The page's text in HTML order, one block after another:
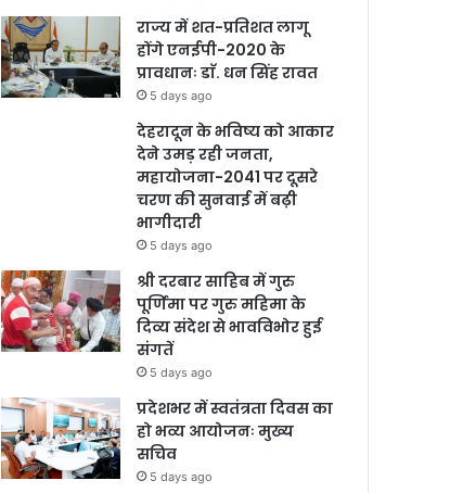
राज्य में शत-प्रतिशत लागू
होंगे एनईपी-2020 के
प्रावधानः डाॅ. धन सिंह रावत
5 days ago
देहरादून के भविष्य को आकार
देने उमड़ रही जनता,
महायोजना-2041 पर दूसरे
चरण की सुनवाई में बढ़ी
भागीदारी
5 days ago
श्री दरबार साहिब में गुरु
पूर्णिमा पर गुरु महिमा के
दिव्य संदेश से भावविभोर हुई
संगतें
5 days ago
प्रदेशभर में स्वतंत्रता दिवस का
हो भव्य आयोजनः मुख्य
सचिव
5 days ago